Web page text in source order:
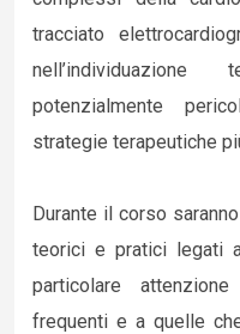
tracciato
potenzialmente
strategie terapeutiche
Durante il corso
teorici e pratici legati
particolare
frequenti e a quelle